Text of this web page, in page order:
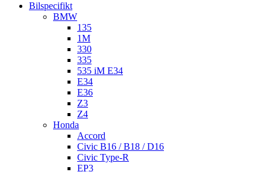
Bilspecifikt
BMW
135
1M
330
335
535 iM E34
E34
E36
Z3
Z4
Honda
Accord
Civic B16 / B18 / D16
Civic Type-R
EP3